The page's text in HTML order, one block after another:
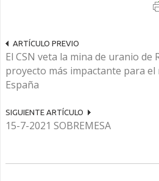
ARTÍCULO PREVIO
El CSN veta la mina de uranio de
proyecto más impactante para el
España
SIGUIENTE ARTÍCULO
15-7-2021 SOBREMESA